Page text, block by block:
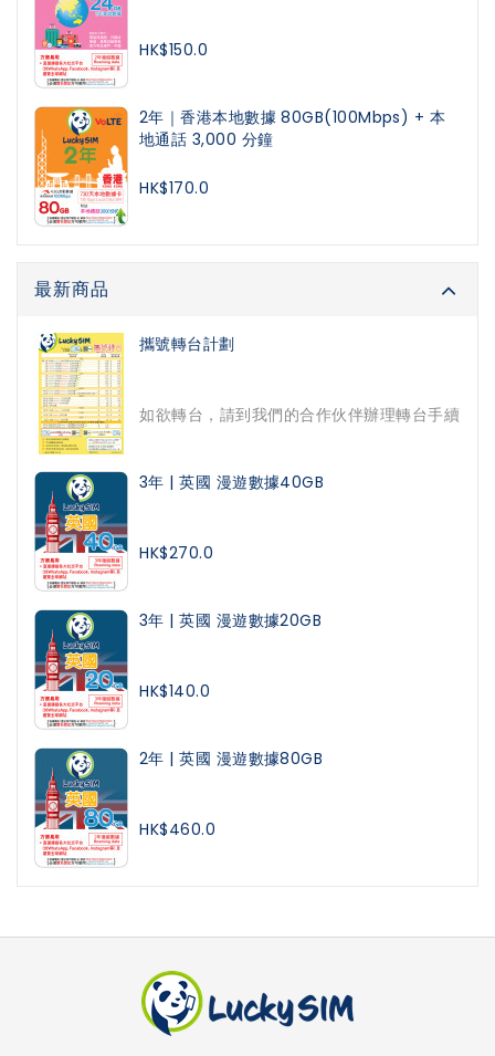
HK$150.0
2年｜香港本地數據 80GB(100Mbps) + 本
地通話 3,000 分鐘
HK$170.0
最新商品
攜號轉台計劃
如欲轉台，請到我們的合作伙伴辦理轉台手續
3年 | 英國 漫遊數據40GB
HK$270.0
3年 | 英國 漫遊數據20GB
HK$140.0
2年 | 英國 漫遊數據80GB
HK$460.0